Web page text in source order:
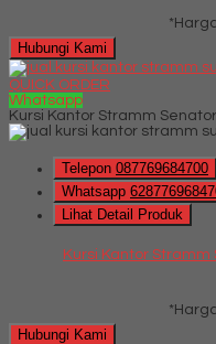
Hubungi Kami
QUICK ORDER
Whatsapp
Kursi Kantor Stramm
Telepon 087769684700
Whatsapp
Lihat Detail Produk
Kursi Kantor Stramm
Hubungi Kami